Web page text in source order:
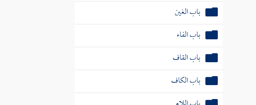
باب القاف
باب الكاف
باب اللام
باب الميم
باب الواو